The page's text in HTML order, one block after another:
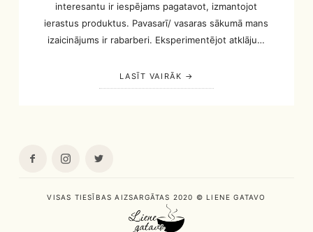
interesantu ir iespējams pagatavot, izmantojot
ierastus produktus. Pavasarī/ vasaras sākumā mans
izaicinājums ir rabarberi. Eksperimentējot atklāju…
LASĪT VAIRĀK
VISAS TIESĪBAS AIZSARGĀTAS 2020 © LIENE GATAVO